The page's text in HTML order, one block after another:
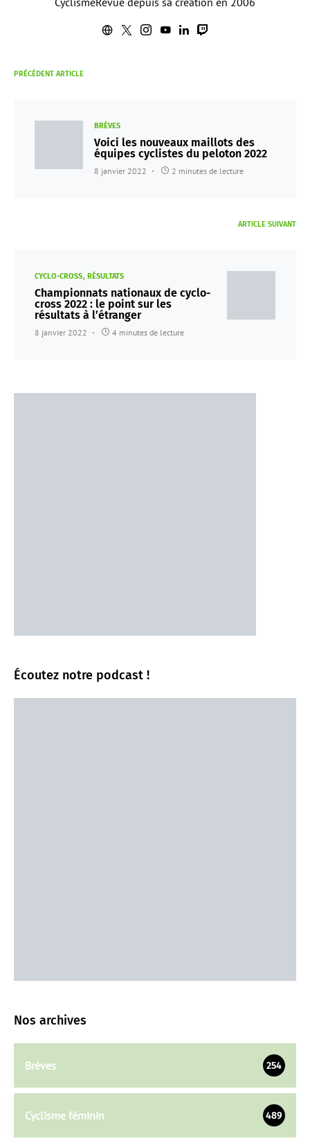
PRÉCÉDENT ARTICLE
BRÈVES
Voici les nouveaux maillots des
équipes cyclistes du peloton 2022
8 janvier 2022 2 minutes de lecture
ARTICLE SUIVANT
CYCLO-CROSS RÉSULTATS
Championnats nationaux de cyclo-
cross 2022 : le point sur les
résultats à l’étranger
8 janvier 2022 4 minutes de lecture
Écoutez notre podcast !
Nos archives
Brèves 254
Cyclisme féminin 489